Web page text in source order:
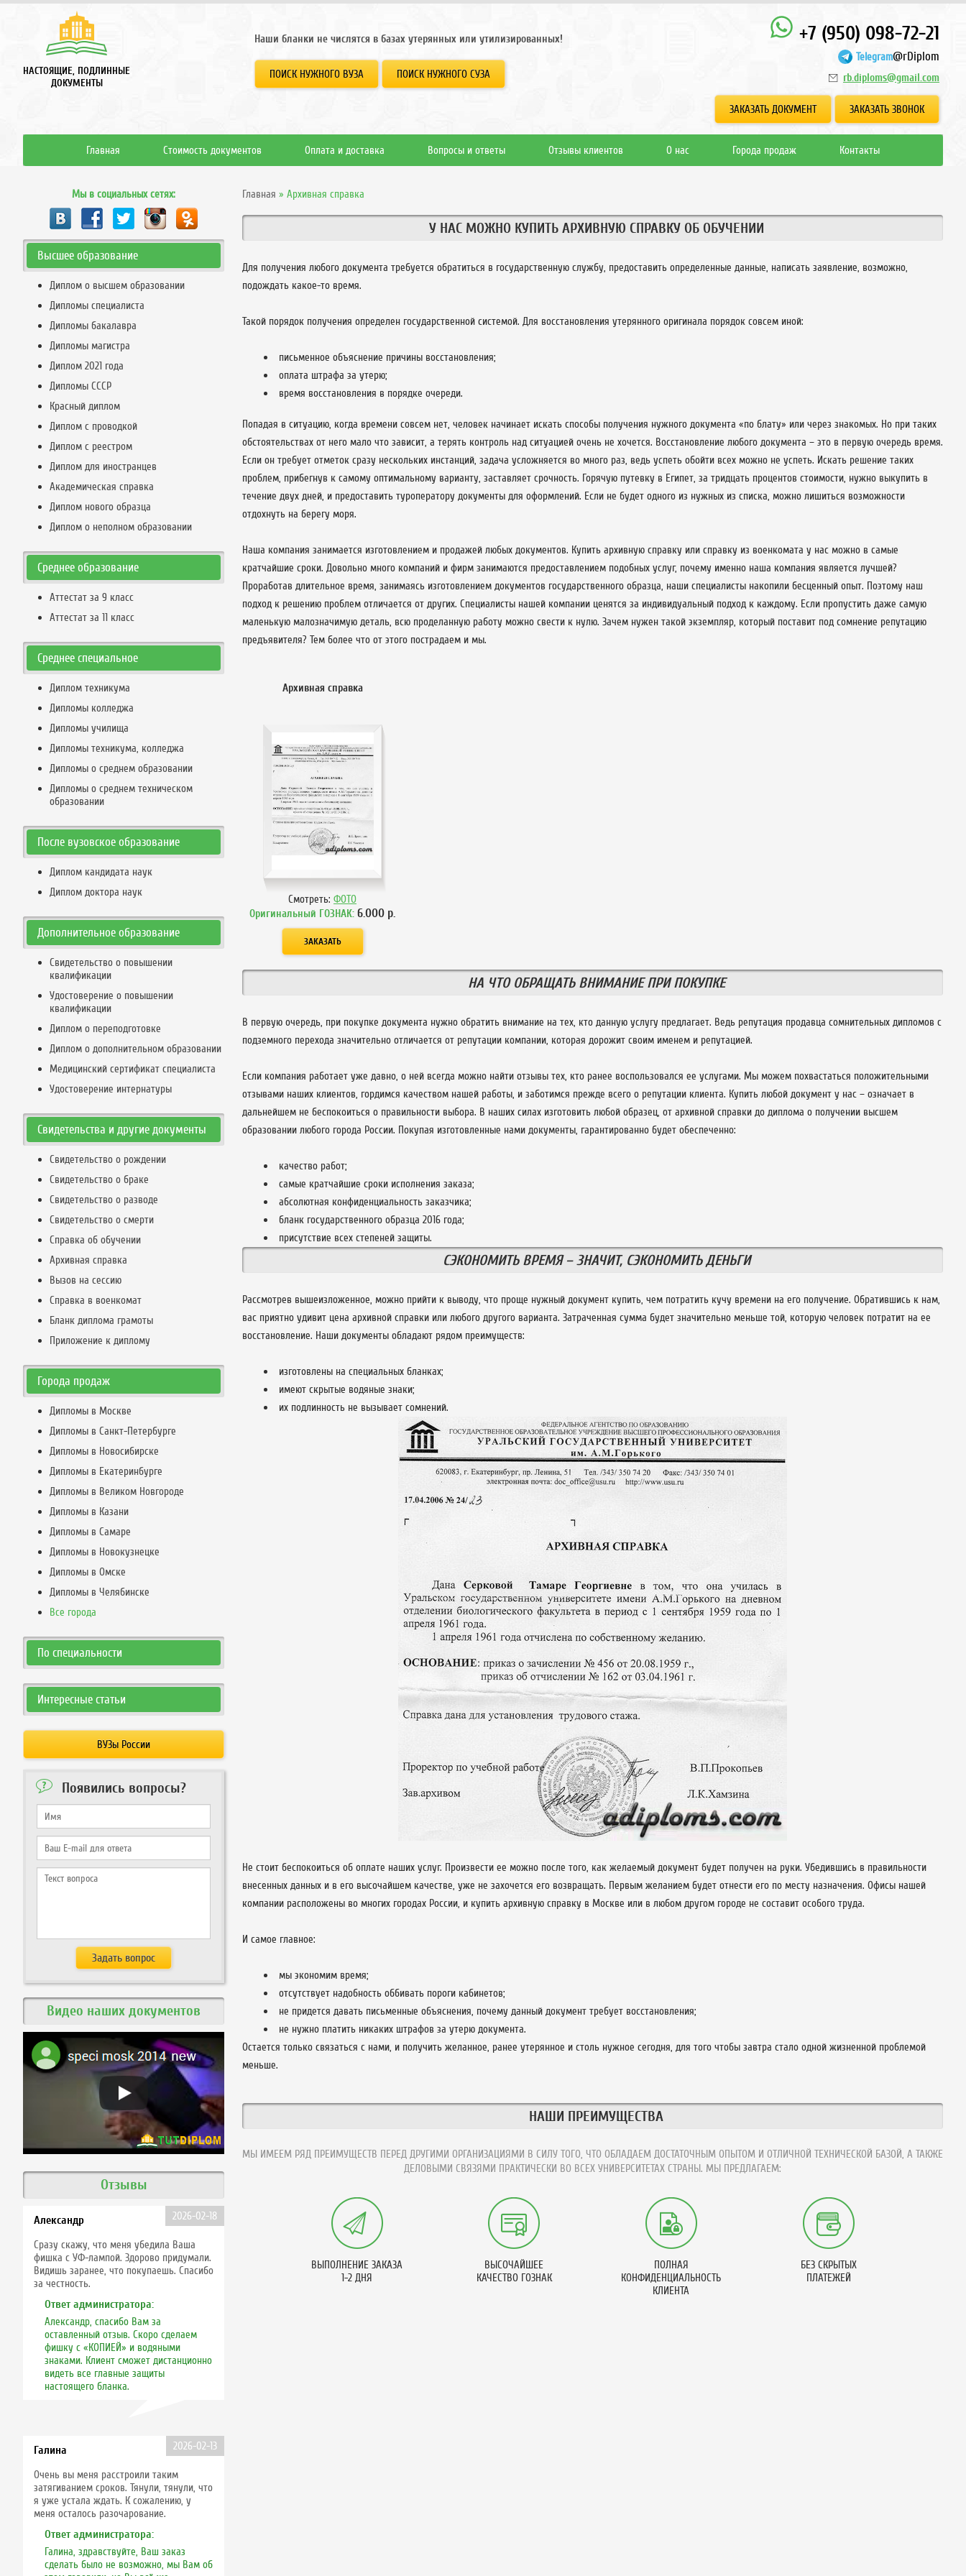
НАСТОЯЩИЕ, ПОДЛИННЫЕ
ДОКУМЕНТЫ
Наши бланки не числятся в базах утерянных или утилизированных!
ПОИСК НУЖНОГО ВУЗА ПОИСК НУЖНОГО СУЗА
+7 (950) 098-72-21
Telegram@rDiplom
rb.diploms@gmail.com
ЗАКАЗАТЬ ДОКУМЕНТ ЗАКАЗАТЬ ЗВОНОК
Главная Стоимость документов Оплата и доставка Вопросы и ответы Отзывы клиентов О нас Города продаж Контакты
Главная » Архивная справка
У НАС МОЖНО КУПИТЬ АРХИВНУЮ СПРАВКУ ОБ ОБУЧЕНИИ
Для получения любого документа требуется обратиться в государственную службу, предоставить определенные данные, написать заявление, возможно,
подождать какое-то время.
Такой порядок получения определен государственной системой. Для восстановления утерянного оригинала порядок совсем иной:
письменное объяснение причины восстановления;
оплата штрафа за утерю;
время восстановления в порядке очереди.
Попадая в ситуацию, когда времени совсем нет, человек начинает искать способы получения нужного документа «по блату» или через знакомых. Но при таких
обстоятельствах от него мало что зависит, а терять контроль над ситуацией очень не хочется. Восстановление любого документа – это в первую очередь время.
Если он требует отметок сразу нескольких инстанций, задача усложняется во много раз, ведь успеть обойти всех можно не успеть. Искать решение таких
проблем, прибегнув к самому оптимальному варианту, заставляет срочность. Горячую путевку в Египет, за тридцать процентов стоимости, нужно выкупить в
течение двух дней, и предоставить туроператору документы для оформлений. Если не будет одного из нужных из списка, можно лишиться возможности
отдохнуть на берегу моря.
Наша компания занимается изготовлением и продажей любых документов. Купить архивную справку или справку из военкомата у нас можно в самые
кратчайшие сроки. Довольно много компаний и фирм занимаются предоставлением подобных услуг, почему именно наша компания является лучшей?
Проработав длительное время, занимаясь изготовлением документов государственного образца, наши специалисты накопили бесценный опыт. Поэтому наш
подход к решению проблем отличается от других. Специалисты нашей компании ценятся за индивидуальный подход к каждому. Если пропустить даже самую
маленькую малозначимую деталь, всю проделанную работу можно свести к нулю. Зачем нужен такой экземпляр, который поставит под сомнение репутацию
предъявителя? Тем более что от этого пострадаем и мы.
Архивная справка
Смотреть: ФОТО
Оригинальный ГОЗНАК: 6.000 р.
НА ЧТО ОБРАЩАТЬ ВНИМАНИЕ ПРИ ПОКУПКЕ
В первую очередь, при покупке документа нужно обратить внимание на тех, кто данную услугу предлагает. Ведь репутация продавца сомнительных дипломов с
подземного перехода значительно отличается от репутации компании, которая дорожит своим именем и репутацией.
Если компания работает уже давно, о ней всегда можно найти отзывы тех, кто ранее воспользовался ее услугами. Мы можем похвастаться положительными
отзывами наших клиентов, гордимся качеством нашей работы, и заботимся прежде всего о репутации клиента. Купить любой документ у нас – означает в
дальнейшем не беспокоиться о правильности выбора. В наших силах изготовить любой образец, от архивной справки до диплома о получении высшем
образовании любого города России. Покупая изготовленные нами документы, гарантированно будет обеспеченно:
качество работ;
самые кратчайшие сроки исполнения заказа;
абсолютная конфиденциальность заказчика;
бланк государственного образца 2016 года;
присутствие всех степеней защиты.
СЭКОНОМИТЬ ВРЕМЯ – ЗНАЧИТ, СЭКОНОМИТЬ ДЕНЬГИ
Рассмотрев вышеизложенное, можно прийти к выводу, что проще нужный документ купить, чем потратить кучу времени на его получение. Обратившись к нам,
вас приятно удивит цена архивной справки или любого другого варианта. Затраченная сумма будет значительно меньше той, которую человек потратит на ее
восстановление. Наши документы обладают рядом преимуществ:
изготовлены на специальных бланках;
имеют скрытые водяные знаки;
их подлинность не вызывает сомнений.
Не стоит беспокоиться об оплате наших услуг. Произвести ее можно после того, как желаемый документ будет получен на руки. Убедившись в правильности
внесенных данных и в его высочайшем качестве, уже не захочется его возвращать. Первым желанием будет отнести его по месту назначения. Офисы нашей
компании расположены во многих городах России, и купить архивную справку в Москве или в любом другом городе не составит особого труда.
И самое главное:
мы экономим время;
отсутствует надобность оббивать пороги кабинетов;
не придется давать письменные объяснения, почему данный документ требует восстановления;
не нужно платить никаких штрафов за утерю документа.
Остается только связаться с нами, и получить желанное, ранее утерянное и столь нужное сегодня, для того чтобы завтра стало одной жизненной проблемой
меньше.
НАШИ ПРЕИМУЩЕСТВА
МЫ ИМЕЕМ РЯД ПРЕИМУЩЕСТВ ПЕРЕД ДРУГИМИ ОРГАНИЗАЦИЯМИ В СИЛУ ТОГО, ЧТО ОБЛАДАЕМ ДОСТАТОЧНЫМ ОПЫТОМ И ОТЛИЧНОЙ ТЕХНИЧЕСКОЙ БАЗОЙ, А ТАКЖЕ
ДЕЛОВЫМИ СВЯЗЯМИ ПРАКТИЧЕСКИ ВО ВСЕХ УНИВЕРСИТЕТАХ СТРАНЫ. МЫ ПРЕДЛАГАЕМ:
ВЫПОЛНЕНИЕ ЗАКАЗА
1-2 ДНЯ
ВЫСОЧАЙШЕЕ
КАЧЕСТВО ГОЗНАК
ПОЛНАЯ
КОНФИДЕНЦИАЛЬНОСТЬ
КЛИЕНТА
БЕЗ СКРЫТЫХ
ПЛАТЕЖЕЙ
Мы в социальных сетях:
Высшее образование
Диплом о высшем образовании
Дипломы специалиста
Дипломы бакалавра
Дипломы магистра
Диплом 2021 года
Дипломы СССР
Красный диплом
Диплом с проводкой
Диплом с реестром
Диплом для иностранцев
Академическая справка
Диплом нового образца
Диплом о неполном образовании
Среднее образование
Аттестат за 9 класс
Аттестат за 11 класс
Среднее специальное
Диплом техникума
Дипломы колледжа
Дипломы училища
Дипломы техникума, колледжа
Дипломы о среднем образовании
Дипломы о среднем техническом
образовании
После вузовское образование
Диплом кандидата наук
Диплом доктора наук
Дополнительное образование
Свидетельство о повышении
квалификации
Удостоверение о повышении
квалификации
Диплом о переподготовке
Диплом о дополнительном образовании
Медицинский сертификат специалиста
Удостоверение интернатуры
Свидетельства и другие документы
Свидетельство о рождении
Свидетельство о браке
Свидетельство о разводе
Свидетельство о смерти
Справка об обучении
Архивная справка
Вызов на сессию
Справка в военкомат
Бланк диплома грамоты
Приложение к диплому
Города продаж
Дипломы в Москве
Дипломы в Санкт-Петербурге
Дипломы в Новосибирске
Дипломы в Екатеринбурге
Дипломы в Великом Новгороде
Дипломы в Казани
Дипломы в Самаре
Дипломы в Новокузнецке
Дипломы в Омске
Дипломы в Челябинске
Все города
По специальности
Интересные статьи
ВУЗы России
Появились вопросы?
Видео наших документов
Отзывы
Александр 2026-02-18
Сразу скажу, что меня убедила Ваша
фишка с УФ-лампой. Здорово придумали.
Видишь заранее, что покупаешь. Спасибо
за честность.
Ответ администратора:
Александр, спасибо Вам за
оставленный отзыв. Скоро сделаем
фишку с «КОПИЕЙ» и водяными
знаками. Клиент сможет дистанционно
видеть все главные защиты
настоящего бланка.
Галина 2026-02-13
Очень вы меня расстроили таким
затягиванием сроков. Тянули, тянули, что
я уже устала ждать. К сожалению, у
меня осталось разочарование.
Ответ администратора:
Галина, здравствуйте, Ваш заказ
сделать было не возможно, мы Вам об